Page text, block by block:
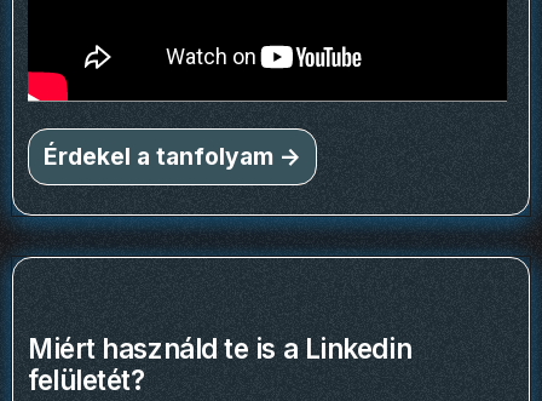
Érdekel a tanfolyam ->
Miért használd te is a Linkedin
felületét?